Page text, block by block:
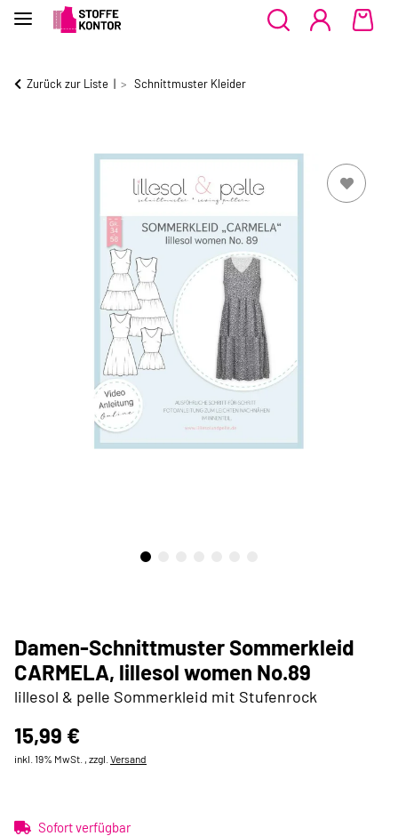
Zurück zur Liste Schnittmuster Kleider
Damen-Schnittmuster Sommerkleid
CARMELA, lillesol women No.89
lillesol & pelle Sommerkleid mit Stufenrock
15,99 €
inkl. 19% MwSt. , zzgl. Versand
Sofort verfügbar